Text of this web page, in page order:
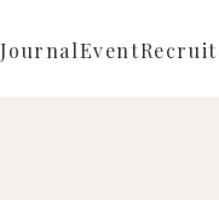
JournalEventRecruit